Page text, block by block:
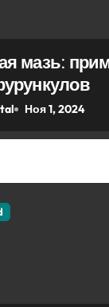
мазь:
Ноя 1, 2024